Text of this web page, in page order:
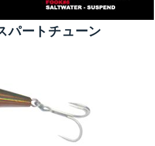
パートチューン